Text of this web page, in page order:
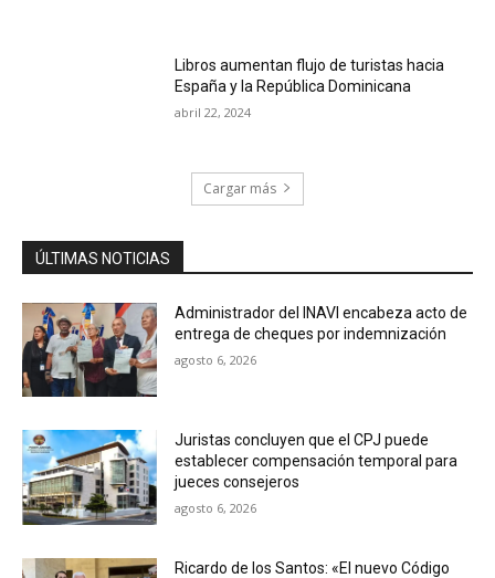
Libros aumentan flujo de turistas hacia
España y la República Dominicana
abril 22, 2024
Cargar más
ÚLTIMAS NOTICIAS
Administrador del INAVI encabeza acto de
entrega de cheques por indemnización
agosto 6, 2026
Juristas concluyen que el CPJ puede
establecer compensación temporal para
jueces consejeros
agosto 6, 2026
Ricardo de los Santos: «El nuevo Código